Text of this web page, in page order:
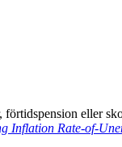
eller
Inflation Rate-of-